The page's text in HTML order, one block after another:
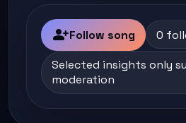
person_addFollow song 0
Selected insights only
moderation